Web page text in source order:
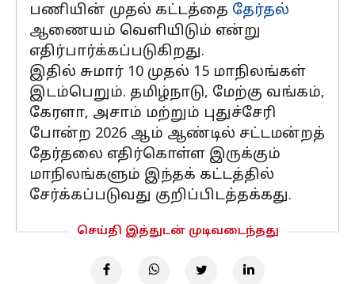
பணியின் முதல் கட்டத்தை தேர்தல்
ஆணையம் வெளியிடும் என்று
எதிர்பார்க்கப்படுகிறது.
இதில் சுமார் 10 முதல் 15 மாநிலங்கள்
இடம்பெறும். தமிழ்நாடு, மேற்கு வங்கம்,
கேரளா, அசாம் மற்றும் புதுச்சேரி
போன்ற 2026 ஆம் ஆண்டில் சட்டமன்றத்
தேர்தலை எதிர்கொள்ள இருக்கும்
மாநிலங்களும் இந்தக் கட்டத்தில்
சேர்க்கப்படுவது குறிப்பிடத்தக்கது.
செய்தி இத்துடன் முடிவடைந்தது